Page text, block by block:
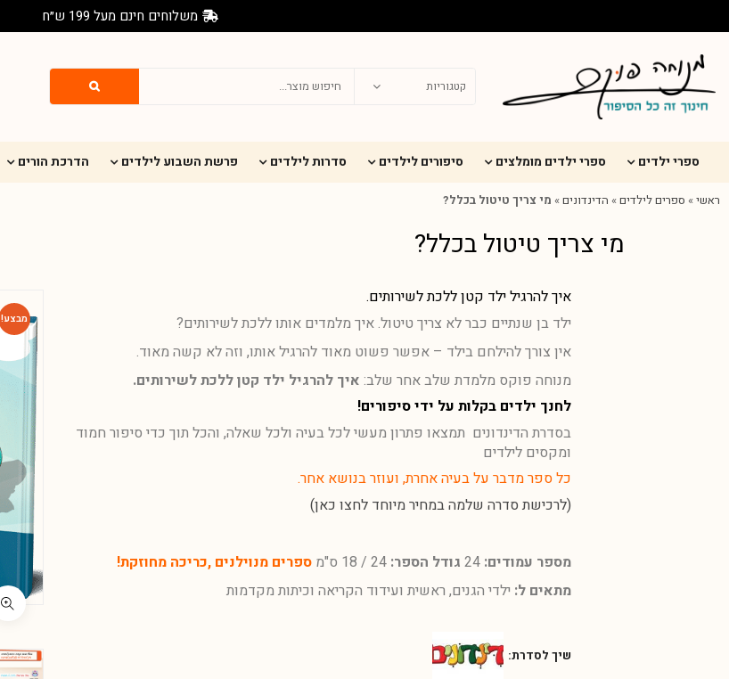
משלוחים חינם מעל 199 ש״ח
ספרי ילדים ספרי ילדים מומלצים סיפורים לילדים סדרות לילדים פרשת השבוע לילדים הדרכת הורים
ראשי» ספרים לילדים» הדינדונים» מי צריך טיטול בכלל?
מי צריך טיטול בכלל?
איך להרגיל ילד קטן ללכת לשירותים.
ילד בן שנתיים כבר לא צריך טיטול. איך מלמדים אותו ללכת לשירותים?
אין צורך להילחם בילד – אפשר פשוט מאוד להרגיל אותו, וזה לא קשה מאוד.
מנוחה פוקס מלמדת שלב אחר שלב: איך להרגיל ילד קטן ללכת לשירותים.
לחנך ילדים בקלות על ידי סיפורים!
בסדרת הדינדונים תמצאו פתרון מעשי לכל בעיה ולכל שאלה, והכל תוך כדי סיפור חמוד
ומקסים לילדים
כל ספר מדבר על בעיה אחרת, ועוזר בנושא אחר.
(לרכישת סדרה שלמה במחיר מיוחד לחצו כאן)
מספר עמודים: 24 גודל הספר: 24 / 18 ס"מ
ספרים מנוילנים ,כריכה מחוזקת!
מתאים ל: ילדי הגנים, ראשית ועידוד הקריאה וכיתות מקדמות
שיך לסדרת:
מבצע!